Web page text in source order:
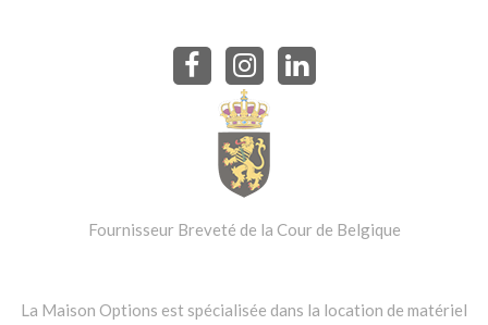
Fournisseur Breveté de la Cour de Belgique
La Maison Options est spécialisée dans la location de matériel